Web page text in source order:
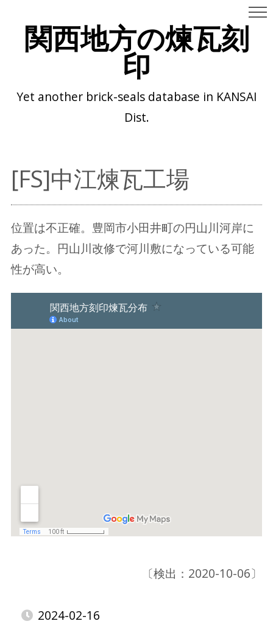
関西地方の煉瓦刻
印
Yet another brick-seals database in KANSAI
Dist.
[FS]中江煉瓦工場
位置は不正確。豊岡市小田井町の円山川河岸に
あった。円山川改修で河川敷になっている可能
性が高い。
〔検出：2020-10-06〕
2024-02-16